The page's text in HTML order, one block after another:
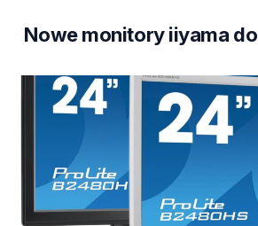
Nowe monitory iiyama